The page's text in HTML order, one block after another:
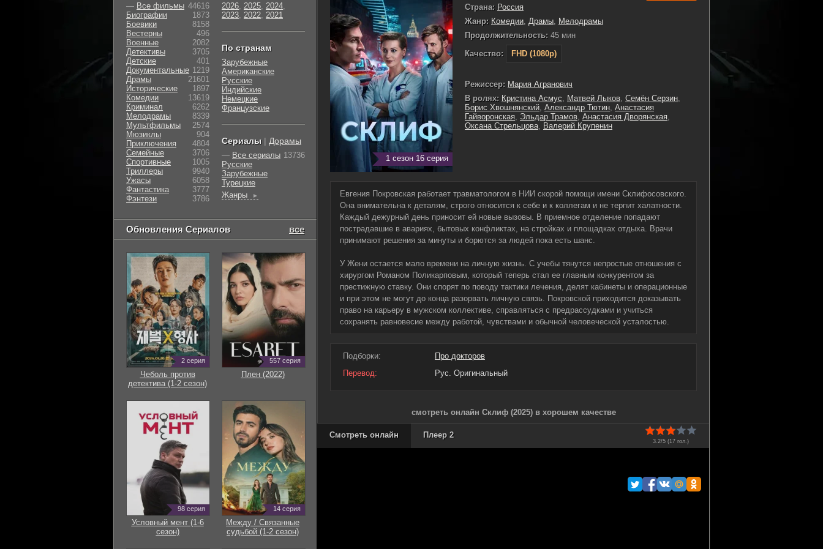
1 сезон 16 серия
Страна: Россия
Жанр: Комедии, Драмы, Мелодрамы
Продолжительность: 45 мин
Качество:
FHD (1080p)
Режиссер: Мария Агранович
В ролях: Кристина Асмус, Матвей Лыков, Семён Серзин,
Борис Хвошнянский, Александр Тютин, Анастасия
Гайворонская, Эльдар Трамов, Анастасия Дворянская,
Оксана Стрельцова, Валерий Крупенин
Евгения Покровская работает травматологом в НИИ скорой помощи имени Склифосовского.
Она внимательна к деталям, строго относится к себе и к коллегам и не терпит халатности.
Каждый дежурный день приносит ей новые вызовы. В приемное отделение попадают
пострадавшие в авариях, бытовых конфликтах, на стройках и площадках отдыха. Врачи
принимают решения за минуты и борются за людей пока есть шанс.
У Жени остается мало времени на личную жизнь. С учебы тянутся непростые отношения с
хирургом Романом Поликарповым, который теперь стал ее главным конкурентом за
престижную ставку. Они спорят по поводу тактики лечения, делят кабинеты и операционные
и при этом не могут до конца разорвать личную связь. Покровской приходится доказывать
право на карьеру в мужском коллективе, справляться с предрассудками и учиться
сохранять равновесие между работой, чувствами и обычной человеческой усталостью.
Подборки:
Про докторов
Перевод:
Рус. Оригинальный
смотреть онлайн Склиф (2025) в хорошем качестве
3.2/5 (17 гол.)
Смотреть онлайн Плеер 2
— Все фильмы 44616
Биографии
1873
Боевики
8158
Вестерны
496
Военные
2082
Детективы
3705
Детские
401
Документальные 1219
Драмы
21601
Исторические
1897
Комедии
13619
Криминал
6262
Мелодрамы
8339
Мультфильмы
2574
Мюзиклы
904
Приключения
4804
Семейные
3706
Cпортивные
1005
Триллеры
9940
Ужасы
6058
Фантастика
3777
Фэнтези
3786
2026, 2025, 2024,
2023, 2022, 2021
По странам
Зарубежные
Американские
Русские
Индийские
Немецкие
Французские
Сериалы | Дорамы
— Все сериалы 13736
Русские
Зарубежные
Турецкие
Жанры
►
Обновления Сериалов все
2 серия
Чеболь против
детектива (1-2 сезон)
557 серия
Плен (2022)
98 серия
Условный мент (1-6
сезон)
14 серия
Между / Связанные
судьбой (1-2 сезон)